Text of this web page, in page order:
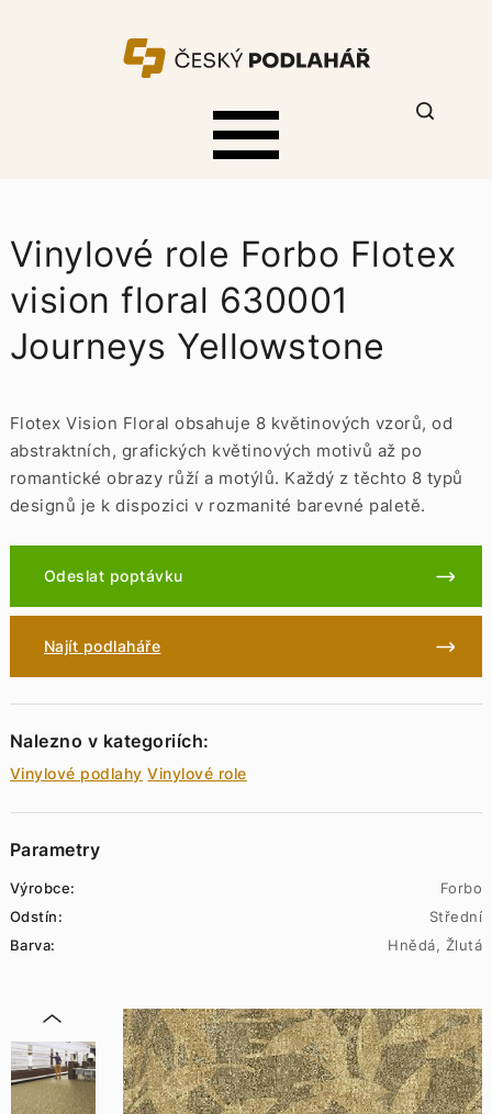
Vinylové role Forbo Flotex
vision floral 630001
Journeys Yellowstone
Flotex Vision Floral obsahuje 8 květinových vzorů, od
abstraktních, grafických květinových motivů až po
romantické obrazy růží a motýlů. Každý z těchto 8 typů
designů je k dispozici v rozmanité barevné paletě.
Odeslat poptávku
Najít podlaháře
Nalezno v kategoriích:
Vinylové podlahy Vinylové role
Parametry
Výrobce:
Forbo
Odstín:
Střední
Barva:
Hnědá, Žlutá